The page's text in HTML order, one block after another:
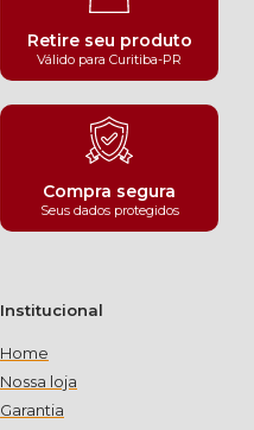
Retire seu produto
Válido para Curitiba-PR
Compra segura
Seus dados protegidos
Institucional
Home
Nossa loja
Garantia